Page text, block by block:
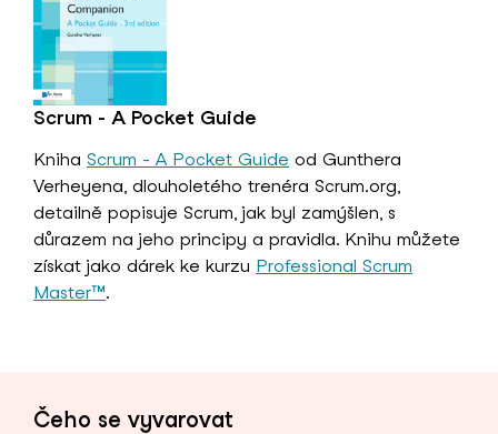
Scrum - A Pocket Guide
Kniha Scrum - A Pocket Guide od Gunthera
Verheyena, dlouholetého trenéra Scrum.org,
detailně popisuje Scrum, jak byl zamýšlen, s
důrazem na jeho principy a pravidla. Knihu můžete
získat jako dárek ke kurzu Professional Scrum
Master™.
Čeho se vyvarovat